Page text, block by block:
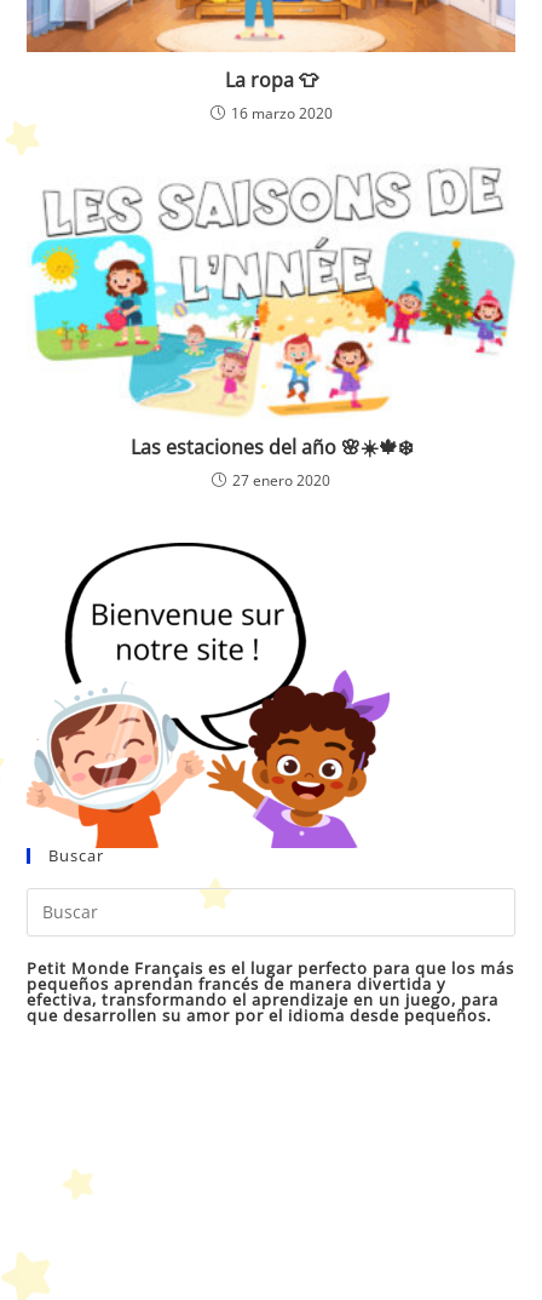
La ropa 👕
16 marzo 2020
Las estaciones del año 🌸☀️🍁❄️
27 enero 2020
Buscar
Petit Monde Français es el lugar perfecto para que los más
pequeños aprendan francés de manera divertida y
efectiva, transformando el aprendizaje en un juego, para
que desarrollen su amor por el idioma desde pequeños.